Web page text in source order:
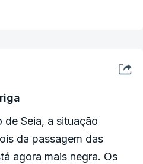
de Seia, a situação
da passagem das
agora mais negra. Os